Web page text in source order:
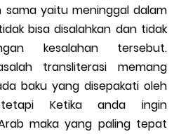
sama yaitu meninggal dalam
bisa disalahkan dan tidak
kesalahan tersebut.
transliterasi memang
baku yang disepakati oleh
Ketika anda ingin
maka yang paling tepat